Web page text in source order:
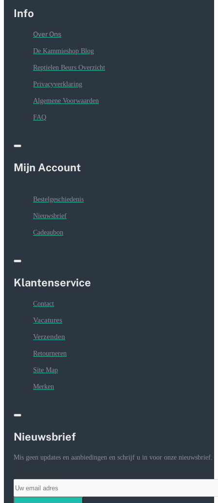
Info
Over Ons
De Kammieshop Blog
Reptielen Beurs Overzicht
Privacyverklaring
Algemene Voorwaarden
FAQ
Mijn Account
Bestelgeschiedenis
Nieuwsbrief
Cadeaubon
Klantenservice
Contact
Vacatures
Verzenden
Retourneren
Site Map
Merken
Nieuwsbrief
Mis geen updates en aanbiedingen en schrijf u in voor onze nieuwsbrief.